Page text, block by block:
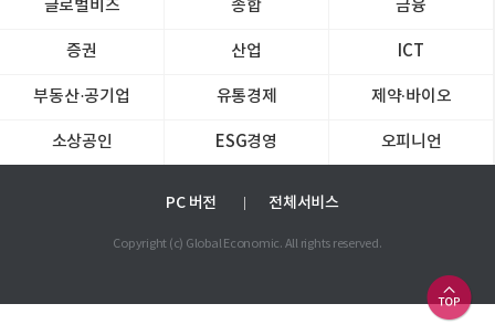
글로벌비즈 종합 금융
증권 산업 ICT
부동산·공기업 유통경제 제약∙바이오
소상공인 ESG경영 오피니언
PC 버전 전체서비스
Copyright (c) Global Economic. All rights reserved.